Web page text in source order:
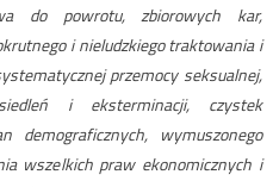
do powrotu, zbiorowych kar,
i nieludzkiego traktowania i
przemocy seksualnej,
i eksterminacji, czystek
demograficznych, wymuszonego
wszelkich praw ekonomicznych i